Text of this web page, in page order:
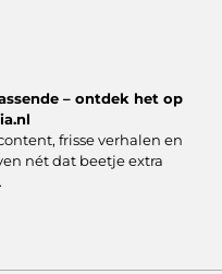
– ontdek het op
frisse verhalen en
nét dat beetje extra